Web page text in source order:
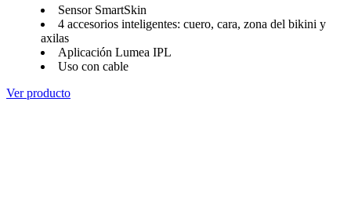
Sensor SmartSkin
4 accesorios inteligentes: cuero, cara, zona del bikini y
axilas
Aplicación Lumea IPL
Uso con cable
Ver producto